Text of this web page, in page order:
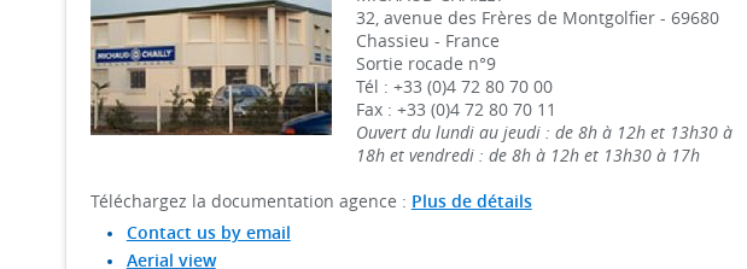
32, avenue des Frères de Montgolfier - 69680
Chassieu - France
Sortie rocade n°9
Tél : +33 (0)4 72 80 70 00
Fax : +33 (0)4 72 80 70 11
Ouvert du lundi au jeudi : de 8h à 12h et 13h30 à
18h et vendredi : de 8h à 12h et 13h30 à 17h
Téléchargez la documentation agence : Plus de détails
Contact us by email
Aerial view